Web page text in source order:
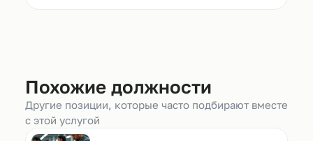
Похожие должности
Другие позиции, которые часто подбирают вместе
с этой услугой